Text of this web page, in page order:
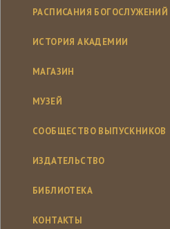
РАСПИСАНИЯ БОГОСЛУЖЕНИЙ
ИСТОРИЯ АКАДЕМИИ
МАГАЗИН
МУЗЕЙ
СООБЩЕСТВО ВЫПУСКНИКОВ
ИЗДАТЕЛЬСТВО
БИБЛИОТЕКА
КОНТАКТЫ